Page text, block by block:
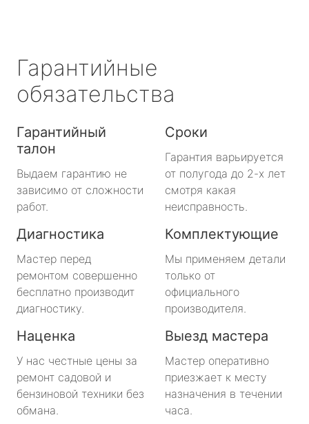
Гарантийные
обязательства
Гарантийный
талон
Выдаем гарантию не
зависимо от сложности
работ.
Сроки
Гарантия варьируется
от полугода до 2-х лет
смотря какая
неисправность.
Диагностика
Мастер перед
ремонтом совершенно
бесплатно производит
диагностику.
Комплектующие
Мы применяем детали
только от
официального
производителя.
Наценка
У нас честные цены за
ремонт садовой и
бензиновой техники без
обмана.
Выезд мастера
Мастер оперативно
приезжает к месту
назначения в течении
часа.